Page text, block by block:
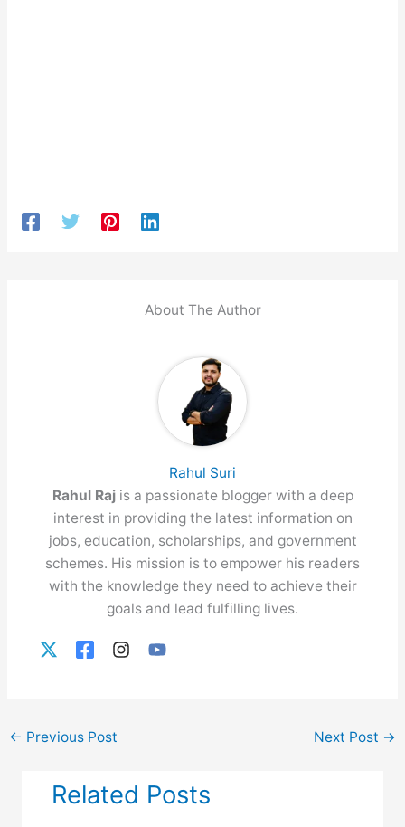
About The Author
Rahul Suri
Rahul Raj is a passionate blogger with a deep
interest in providing the latest information on
jobs, education, scholarships, and government
schemes. His mission is to empower his readers
with the knowledge they need to achieve their
goals and lead fulfilling lives.
← Previous Post Next Post →
Related Posts